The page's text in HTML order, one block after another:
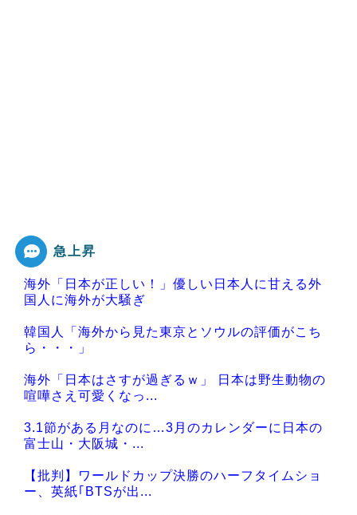
急上昇
海外「日本が正しい！」優しい日本人に甘える外
国人に海外が大騒ぎ
韓国人「海外から見た東京とソウルの評価がこち
ら・・・」
海外「日本はさすが過ぎるｗ」 日本は野生動物の
喧嘩さえ可愛くなっ...
3.1節がある月なのに…3月のカレンダーに日本の
富士山・大阪城・...
【批判】ワールドカップ決勝のハーフタイムショ
ー、英紙｢BTSが出...